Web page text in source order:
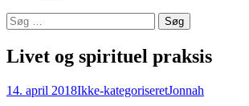
Søg
efter:
Livet og spirituel praksis
14. april 2018Ikke-kategoriseretJonnah